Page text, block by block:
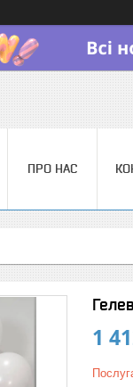
ПРО НАС
1